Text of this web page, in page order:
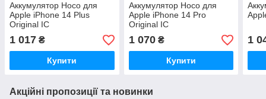
Аккумулятор Hoco для
Apple iPhone 14 Plus
Original IC
1 017 ₴
Купити
Аккумулятор Hoco для
Apple iPhone 14 Pro
Original IC
1 070₴
Купити
1
Акційні пропозиції та новинки